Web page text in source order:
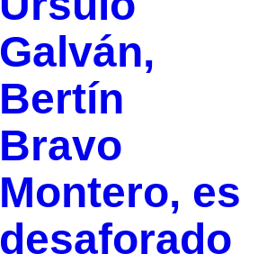
Galván,
Bertín
Bravo
Montero, es
desaforado